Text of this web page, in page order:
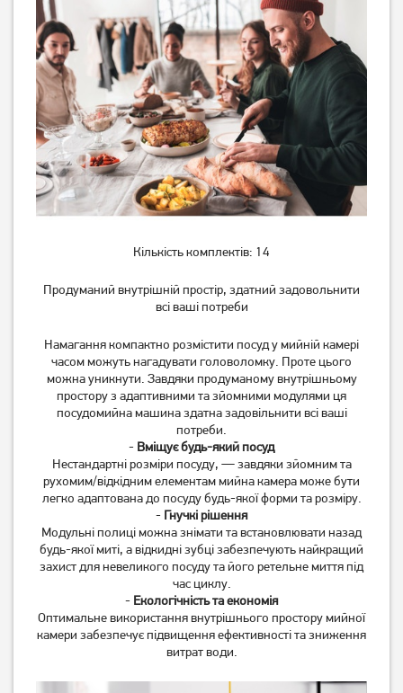
Кількість комплектів: 14
Продуманий внутрішній простір, здатний задовольнити
всі ваші потреби
Намагання компактно розмістити посуд у мийній камері
часом можуть нагадувати головоломку. Проте цього
можна уникнути. Завдяки продуманому внутрішньому
простору з адаптивними та зйомними модулями ця
посудомийна машина здатна задовільнити всі ваші
потреби.
- Вміщує будь-який посуд
Нестандартні розміри посуду, — завдяки зйомним та
рухомим/відкідним елементам мийна камера може бути
легко адаптована до посуду будь-якої форми та розміру.
- Гнучкі рішення
Модульні полиці можна знімати та встановлювати назад
будь-якої миті, а відкидні зубці забезпечують найкращий
захист для невеликого посуду та його ретельне миття під
час циклу.
- Екологічність та економія
Оптимальне використання внутрішнього простору мийної
камери забезпечує підвищення ефективності та зниження
витрат води.